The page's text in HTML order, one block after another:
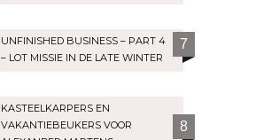
UNFINISHED BUSINESS – PART 4
– LOT MISSIE IN DE LATE WINTER
7
KASTEELKARPERS EN
VAKANTIEBEUKERS VOOR
8